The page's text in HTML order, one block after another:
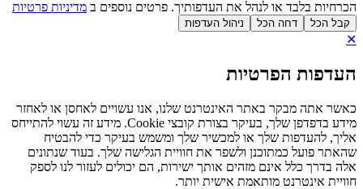
הכרחיות בלבד או לנהל את העדפותיך. פרטים נוספים ב מדיניות פרטיות
קבל הכל דחה הכל ניהול העדפות
✕
העדפות הפרטיות
כאשר אתה מבקר באתר האינטרנט שלנו, אנו עשויים לאחסן או לאחזר
מידע בדפדפן שלך, בעיקר בצורת קובצי Cookie. מידע זה עשוי להתייחס
אליך, להעדפות שלך או למכשיר שלך ומשמש בעיקר כדי להבטיח
שהאתר פועל כמתוכנן ולשפר את חוויית הגלישה שלך. בעוד שנתונים
אלה בדרך כלל אינם מזהים אותך ישירות, הם יכולים לעזור לנו לספק
חוויית אינטרנט מותאמת אישית יותר.